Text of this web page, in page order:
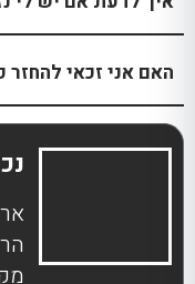
האם אני זכאי להחזר